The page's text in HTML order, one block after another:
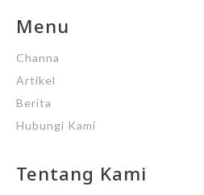
Menu
Channa
Artikel
Berita
Hubungi Kami
Tentang Kami